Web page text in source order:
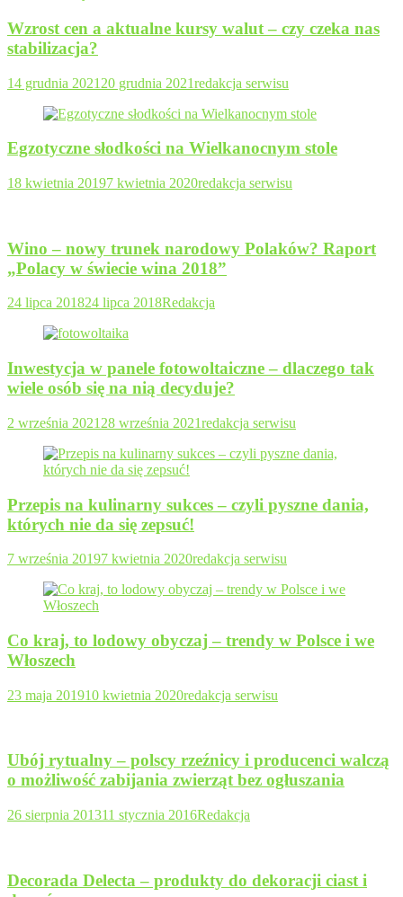
Wzrost cen a aktualne kursy walut – czy czeka nas
stabilizacja?
14 grudnia 2021 20 grudnia 2021redakcja serwisu
Egzotyczne słodkości na Wielkanocnym stole
18 kwietnia 20197 kwietnia 2020redakcja serwisu
Wino – nowy trunek narodowy Polaków? Raport
„Polacy w świecie wina 2018”
24 lipca 201824 lipca 2018Redakcja
Inwestycja w panele fotowoltaiczne – dlaczego tak
wiele osób się na nią decyduje?
2 września 2021 28 września 2021redakcja serwisu
Przepis na kulinarny sukces – czyli pyszne dania,
których nie da się zepsuć!
7 września 20197 kwietnia 2020redakcja serwisu
Co kraj, to lodowy obyczaj – trendy w Polsce i we
Włoszech
23 maja 201910 kwietnia 2020redakcja serwisu
Ubój rytualny – polscy rzeźnicy i producenci walczą
o możliwość zabijania zwierząt bez ogłuszania
26 sierpnia 201311 stycznia 2016Redakcja
Decorada Delecta – produkty do dekoracji ciast i